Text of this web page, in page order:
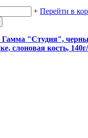
+ Перейти в
Гамма "Студия",
слоновая кость,